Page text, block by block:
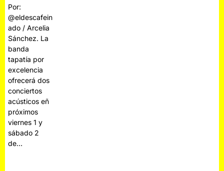
Por:
@eldescafein
ado / Arcelia
Sánchez. La
banda
tapatía por
excelencia
ofrecerá dos
conciertos
acústicos eñ
próximos
viernes 1 y
sábado 2
de…